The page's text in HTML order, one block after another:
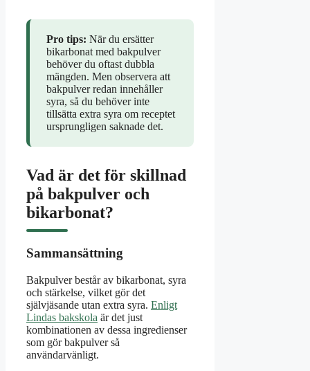
Pro tips: När du ersätter
bikarbonat med bakpulver
behöver du oftast dubbla
mängden. Men observera att
bakpulver redan innehåller
syra, så du behöver inte
tillsätta extra syra om receptet
ursprungligen saknade det.
Vad är det för skillnad
på bakpulver och
bikarbonat?
Sammansättning
Bakpulver består av bikarbonat, syra
och stärkelse, vilket gör det
självjäsande utan extra syra. Enligt
Lindas bakskola är det just
kombinationen av dessa ingredienser
som gör bakpulver så
användarvänligt.